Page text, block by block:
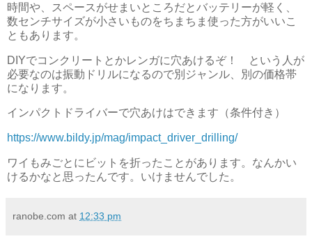
時間や、スペースがせまいところだとバッテリーが軽く、
数センチサイズが小さいものをちまちま使った方がいいこ
ともあります。
DIYでコンクリートとかレンガに穴あけるぞ！ という人が
必要なのは振動ドリルになるので別ジャンル、別の価格帯
になります。
インパクトドライバーで穴あけはできます（条件付き）
https://www.bildy.jp/mag/impact_driver_drilling/
ワイもみごとにビットを折ったことがあります。なんかい
けるかなと思ったんです。いけませんでした。
ranobe.com at 12:33 pm